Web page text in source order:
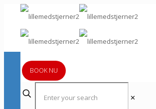
BOOK NU
✕